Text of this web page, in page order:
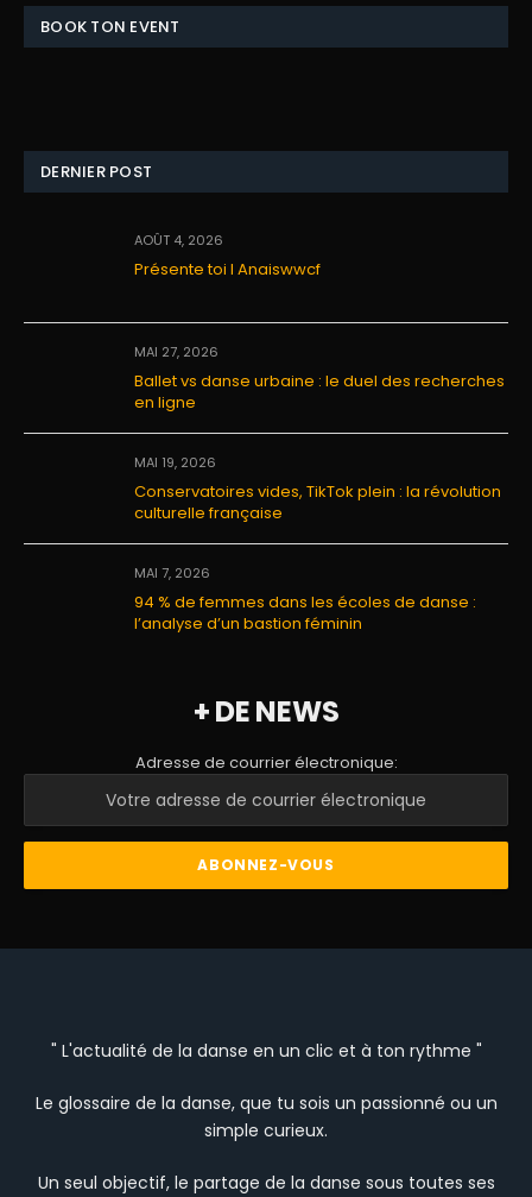
BOOK TON EVENT
DERNIER POST
AOÛT 4, 2026
Présente toi I Anaiswwcf
MAI 27, 2026
Ballet vs danse urbaine : le duel des recherches
en ligne
MAI 19, 2026
Conservatoires vides, TikTok plein : la révolution
culturelle française
MAI 7, 2026
94 % de femmes dans les écoles de danse :
l’analyse d’un bastion féminin
+ DE NEWS
Adresse de courrier électronique:
" L'actualité de la danse en un clic et à ton rythme "
Le glossaire de la danse, que tu sois un passionné ou un
simple curieux.
Un seul objectif, le partage de la danse sous toutes ses